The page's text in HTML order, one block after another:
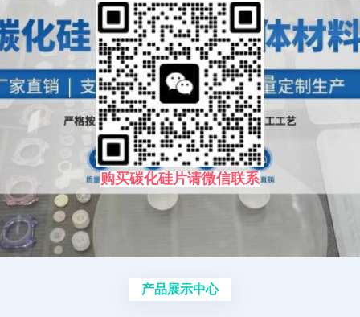
购买碳化硅片请微信联系
产品展示中心